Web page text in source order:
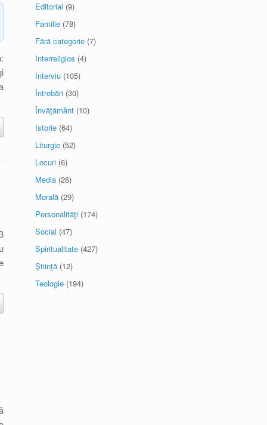
Editorial (9)
Familie (78)
Fără categorie (7)
Interreligios (4)
Interviu (105)
Întrebări (30)
Învăţământ (10)
Istorie (64)
Liturgie (52)
Locuri (6)
Media (26)
Morală (29)
Personalităţi (174)
Social (47)
Spiritualitate (427)
Ştiinţă (12)
Teologie (194)